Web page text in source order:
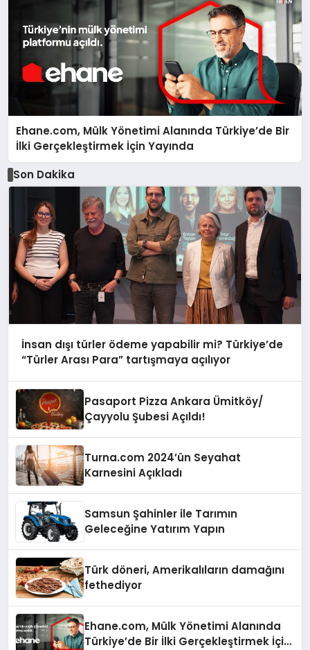
Ehane.com, Mülk Yönetimi Alanında Türkiye’de Bir
İlki Gerçekleştirmek İçin Yayında
Son Dakika
İnsan dışı türler ödeme yapabilir mi? Türkiye’de
“Türler Arası Para” tartışmaya açılıyor
Pasaport Pizza Ankara Ümitköy/
Çayyolu Şubesi Açıldı!
Turna.com 2024’ün Seyahat
Karnesini Açıkladı
Samsun Şahinler ile Tarımın
Geleceğine Yatırım Yapın
Türk döneri, Amerikalıların damağını
fethediyor
Ehane.com, Mülk Yönetimi Alanında
Türkiye’de Bir İlki Gerçekleştirmek İçin